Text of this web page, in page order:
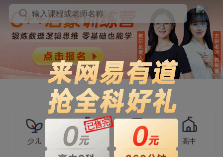
输入课程或老师名称
少儿 小学 初中 高中